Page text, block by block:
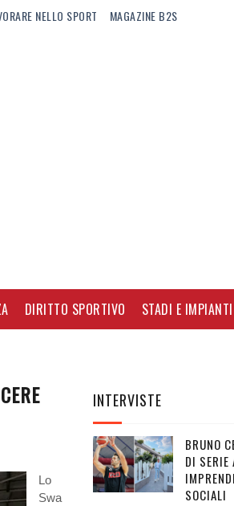
NELLO SPORT MAGAZINE B2S
DIRITTO SPORTIVO STADI E IMPIANTI
Lo
Swa
INTERVISTE
BRUNO
DI SERIE
SOCIALI